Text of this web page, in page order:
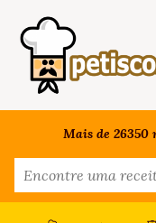
Mais de 26350